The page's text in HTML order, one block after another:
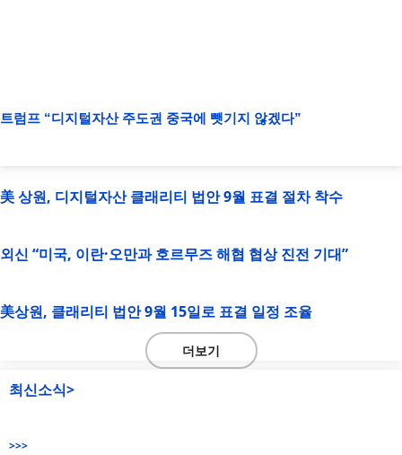
트럼프 “디지털자산 주도권 중국에 뺏기지 않겠다”
美 상원, 디지털자산 클래리티 법안 9월 표결 절차 착수
외신 “미국, 이란·오만과 호르무즈 해협 협상 진전 기대”
美상원, 클래리티 법안 9월 15일로 표결 일정 조율
더보기
최신소식>
>>>